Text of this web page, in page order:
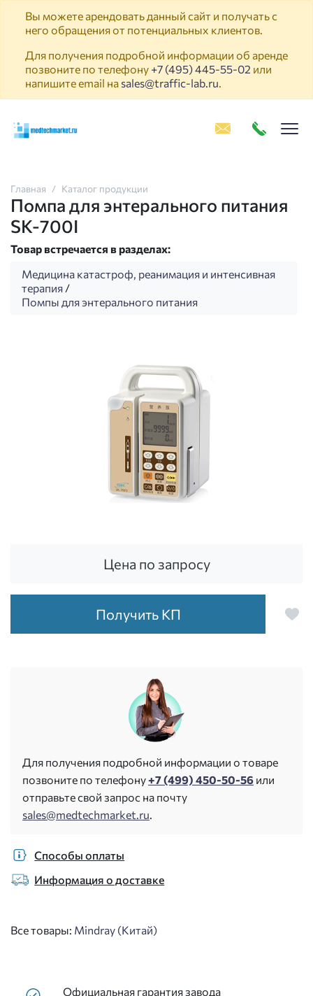
Вы можете арендовать данный сайт и получать с
него обращения от потенциальных клиентов.
Для получения подробной информации об аренде
позвоните по телефону +7 (495) 445-55-02 или
напишите email на sales@traffic-lab.ru.
Главная Каталог продукции
Помпа для энтерального питания
SK-700I
Товар встречается в разделах:
Медицина катастроф, реанимация и интенсивная
терапия /
Помпы для энтерального питания
Цена по запросу
Получить КП
Для получения подробной информации о товаре
позвоните по телефону+7 (499) 450-50-56 или
отправьте свой запрос на почту
sales@medtechmarket.ru.
Способы оплаты
Информация о доставке
Все товары: Mindray (Китай)
Официальная гарантия завода